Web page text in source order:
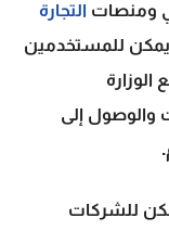
ومنصات التجارة
يمكن للمستخدمين
والوصول إلى
للشركات